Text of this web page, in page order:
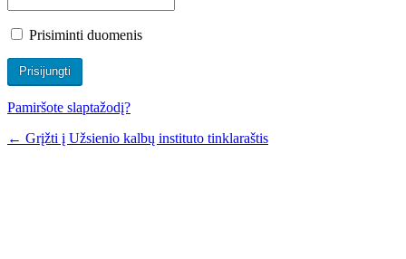
Prisiminti duomenis
Pamiršote slaptažodį?
← Grįžti į Užsienio kalbų instituto tinklaraštis